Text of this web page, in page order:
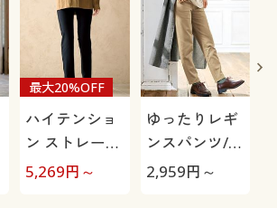
ハイテンショ
ン ストレート
パンツ/ぐ～ん
最大20%OFF
5,269円～
ゆったりレギ
ンスパンツ/細
見えが叶うら
2,959円～